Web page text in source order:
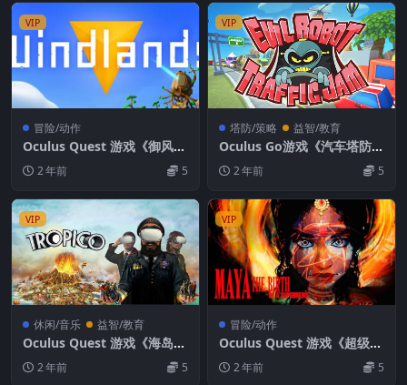
VIP
冒险/动作
Oculus Quest 游戏《御风飞
行》Windlands VR
2 年前 5
VIP
塔防/策略 益智/教育
Oculus Go游戏《汽车塔防V
R》Evil Robot Traffic Jam
VR一体机游戏下载
2 年前 5
VIP
休闲/音乐 益智/教育
Oculus Quest 游戏《海岛开
发VR》Tropico VR
2 年前 5
VIP
冒险/动作
Oculus Quest 游戏《超级英
雄的诞生》MAYA: The Birth
of a Superhero
2 年前 5